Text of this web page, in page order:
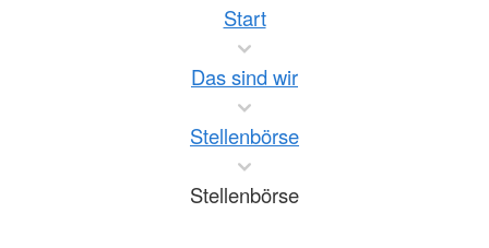
Start
Das sind wir
Stellenbörse
Stellenbörse